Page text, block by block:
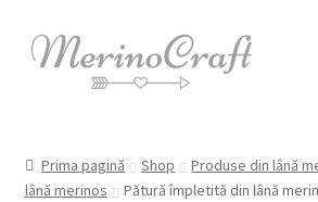
Sari
la
Sari
la
Despre MerinoCraft
Prima pagină Shop Produse din lână
lână merinos
Pătură împletită din lână